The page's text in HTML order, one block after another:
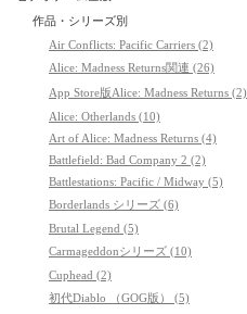
作品・シリーズ別
Air Conflicts: Pacific Carriers (2)
Alice: Madness Returns関連 (26)
App Store版Alice: Madness Returns (2)
Alice: Otherlands (10)
Art of Alice: Madness Returns (4)
Battlefield: Bad Company 2 (2)
Battlestations: Pacific / Midway (5)
Borderlands シリーズ (6)
Brutal Legend (5)
Carmageddonシリーズ (10)
Cuphead (2)
初代Diablo （GOG版） (5)